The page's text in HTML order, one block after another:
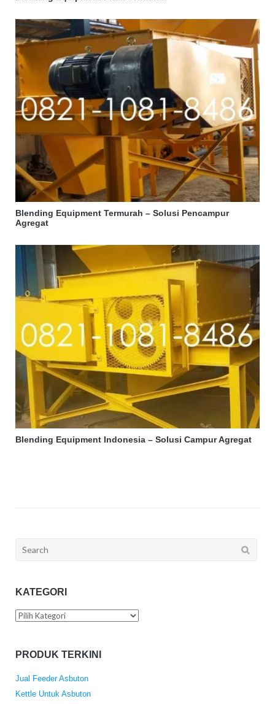
Blending Equipment Termurah – Solusi Pencampur
Agregat
Blending Equipment Indonesia – Solusi Campur Agregat
Search
KATEGORI
Kategori
PRODUK TERKINI
Jual Feeder Asbuton
Kettle Untuk Asbuton